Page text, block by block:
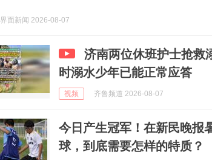
界面新闻 2026-08-07
济南两位休班护士抢救
时溺水少年已能正常应答
视频 齐鲁频道 2026-08-07
今日产生冠军！在新民晚报
球，到底需要怎样的特质？